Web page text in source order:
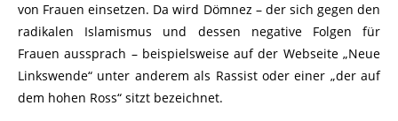
von Frauen einsetzen. Da wird Dömnez – der sich gegen den
radikalen Islamismus und dessen negative Folgen für
Frauen aussprach – beispielsweise auf der Webseite „Neue
Linkswende“ unter anderem als Rassist oder einer „der auf
dem hohen Ross“ sitzt bezeichnet.